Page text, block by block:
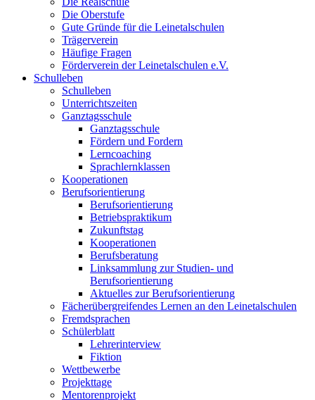
Die Oberstufe
Gute Gründe für die Leinetalschulen
Trägerverein
Häufige Fragen
Förderverein der Leinetalschulen e.V.
Schulleben
Schulleben
Unterrichtszeiten
Ganztagsschule
Ganztagsschule
Fördern und Fordern
Lerncoaching
Sprachlernklassen
Kooperationen
Berufsorientierung
Berufsorientierung
Betriebspraktikum
Zukunftstag
Kooperationen
Berufsberatung
Linksammlung zur Studien- und
Berufsorientierung
Aktuelles zur Berufsorientierung
Fächerübergreifendes Lernen an den Leinetalschulen
Fremdsprachen
Schülerblatt
Lehrerinterview
Fiktion
Wettbewerbe
Projekttage
Mentorenprojekt